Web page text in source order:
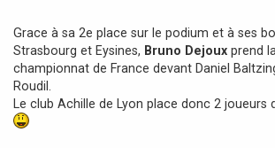
Grace à sa 2e place sur le podium et à ses
Strasbourg et Eysines, Bruno Dejoux prend
championnat de France devant Daniel
Roudil.
Le club Achille de Lyon place donc 2 joueurs